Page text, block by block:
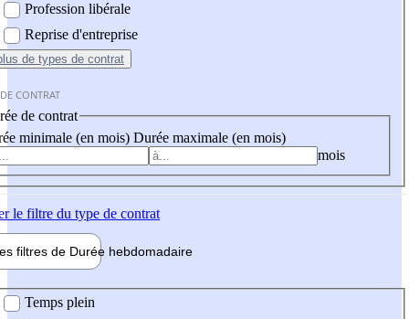
Profession libérale
Reprise d'entreprise
de types de contrat
CONTRAT
de contrat
minimale (en mois) Durée maximale (en mois)
mois
le filtre du type de contrat
filtres de Durée hebdomadaire
Temps plein